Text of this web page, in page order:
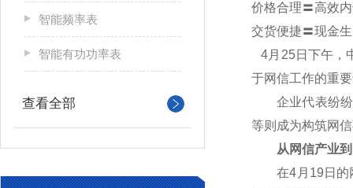
智能频率表
智能有功功率表
查看全部
价格合理〓高效
交货便捷〓现金
4月25日下午，
于网信工作的重
企业代表纷纷表
等则成为构筑网
从网信产业到
在4月19日的网